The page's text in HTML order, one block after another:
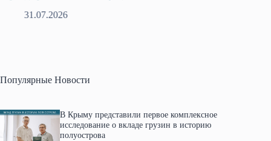
31.07.2026
Популярные Новости
В Крыму представили первое комплексное
исследование о вкладе грузин в историю
полуострова